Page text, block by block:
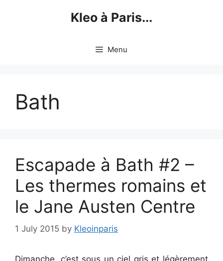
Kleo à Paris...
Menu
Bath
Escapade à Bath #2 –
Les thermes romains et
le Jane Austen Centre
1 July 2015 by Kleoinparis
Dimanche, c’est sous un ciel gris et légèrement